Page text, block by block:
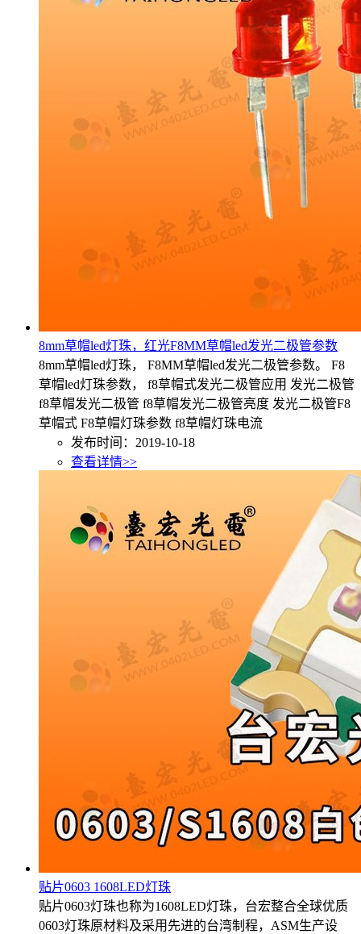
8mm草帽led灯珠，红光F8MM草帽led发光二极管参数
8mm草帽led灯珠， F8MM草帽led发光二极管参数。 F8
草帽led灯珠参数， f8草帽式发光二极管应用 发光二极管
f8草帽发光二极管 f8草帽发光二极管亮度 发光二极管F8
草帽式 F8草帽灯珠参数 f8草帽灯珠电流
发布时间：2019-10-18
查看详情>>
贴片0603 1608LED灯珠
贴片0603灯珠也称为1608LED灯珠，台宏整合全球优质
0603灯珠原材料及采用先进的台湾制程，ASM生产设